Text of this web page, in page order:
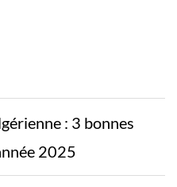
: 3 bonnes
2025